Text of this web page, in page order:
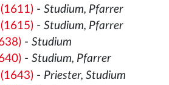
- Studium, Pfarrer
- Studium, Pfarrer
- Studium
- Studium, Pfarrer
- Priester, Studium